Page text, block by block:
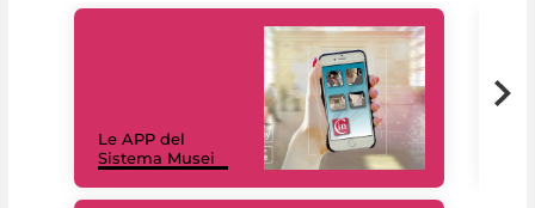
Le APP del
Sistema Musei